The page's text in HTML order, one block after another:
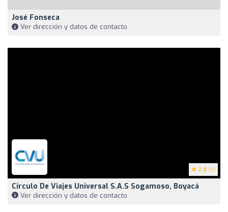
José Fonseca
Ver dirección y datos de contacto
2.8 (4)
Circulo De Viajes Universal S.A.S Sogamoso, Boyacá
Ver dirección y datos de contacto